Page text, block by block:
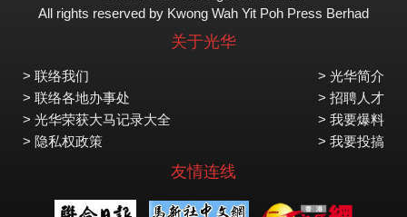
All rights reserved by Kwong Wah Yit Poh Press Berhad
关于光华
> 联络我们
> 联络各地办事处
> 光华荣获大马记录大全
> 隐私权政策
> 光华简介
> 招聘人才
> 我要爆料
> 我要投搞
友情连线